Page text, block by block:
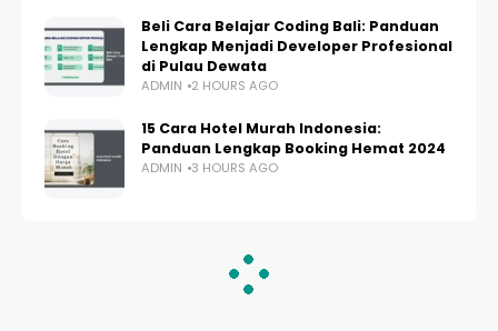
Beli Cara Belajar Coding Bali: Panduan
Lengkap Menjadi Developer Profesional
di Pulau Dewata
ADMIN 2 HOURS AGO
15 Cara Hotel Murah Indonesia:
Panduan Lengkap Booking Hemat 2024
ADMIN 3 HOURS AGO